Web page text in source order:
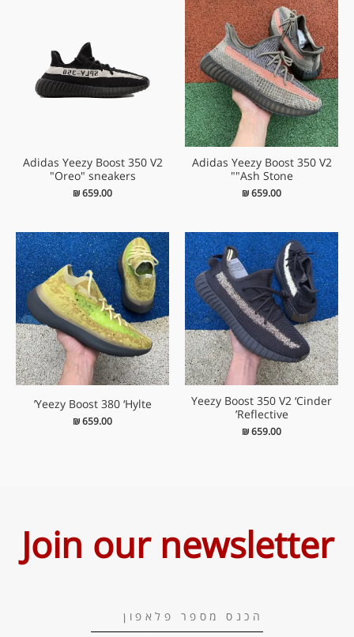
Adidas Yeezy Boost 350 V2
"Ash Stone"
₪659.00
Adidas Yeezy Boost 350 V2
"Oreo" sneakers
₪659.00
Yeezy Boost 350 V2 ‘Cinder
Reflective’
₪659.00
Yeezy Boost 380 ‘Hylte’
₪659.00
Join our newsletter